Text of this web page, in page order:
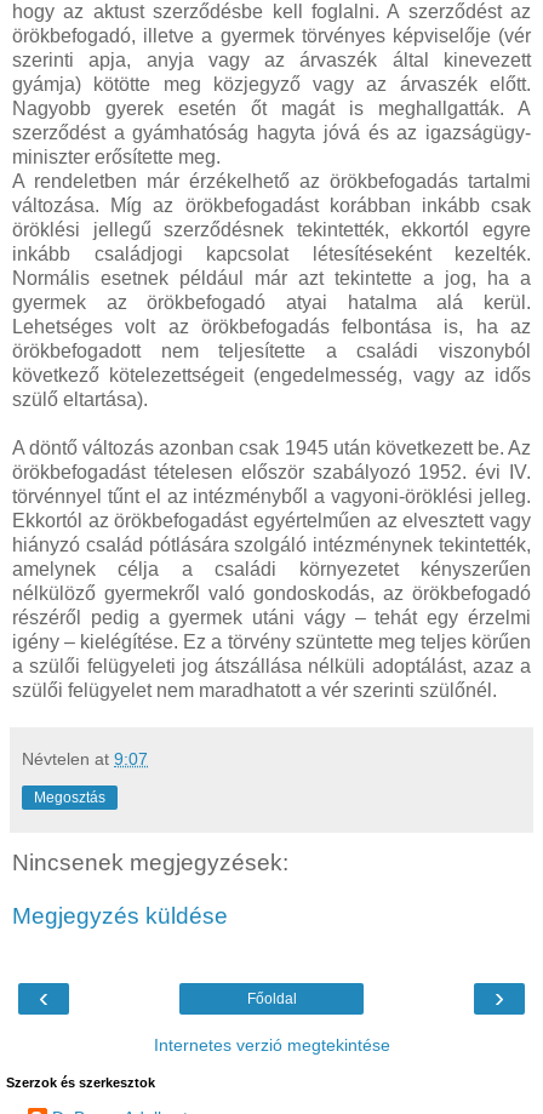
hogy az aktust szerződésbe kell foglalni. A szerződést az
örökbefogadó, illetve a gyermek törvényes képviselője (vér
szerinti apja, anyja vagy az árvaszék által kinevezett
gyámja) kötötte meg közjegyző vagy az árvaszék előtt.
Nagyobb gyerek esetén őt magát is meghallgatták. A
szerződést a gyámhatóság hagyta jóvá és az igazságügy-
miniszter erősítette meg.
A rendeletben már érzékelhető az örökbefogadás tartalmi
változása. Míg az örökbefogadást korábban inkább csak
öröklési jellegű szerződésnek tekintették, ekkortól egyre
inkább családjogi kapcsolat létesítéseként kezelték.
Normális esetnek például már azt tekintette a jog, ha a
gyermek az örökbefogadó atyai hatalma alá kerül.
Lehetséges volt az örökbefogadás felbontása is, ha az
örökbefogadott nem teljesítette a családi viszonyból
következő kötelezettségeit (engedelmesség, vagy az idős
szülő eltartása).
A döntő változás azonban csak 1945 után következett be. Az
örökbefogadást tételesen először szabályozó 1952. évi IV.
törvénnyel tűnt el az intézményből a vagyoni-öröklési jelleg.
Ekkortól az örökbefogadást egyértelműen az elvesztett vagy
hiányzó család pótlására szolgáló intézménynek tekintették,
amelynek célja a családi környezetet kényszerűen
nélkülöző gyermekről való gondoskodás, az örökbefogadó
részéről pedig a gyermek utáni vágy – tehát egy érzelmi
igény – kielégítése. Ez a törvény szüntette meg teljes körűen
a szülői felügyeleti jog átszállása nélküli adoptálást, azaz a
szülői felügyelet nem maradhatott a vér szerinti szülőnél.
Névtelen at 9:07
Megosztás
Nincsenek megjegyzések:
Megjegyzés küldése
‹ ›
Főoldal
Internetes verzió megtekintése
Szerzok és szerkesztok